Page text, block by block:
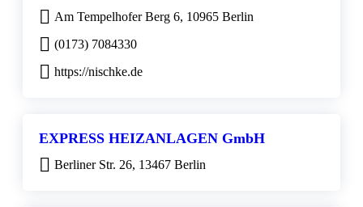
Am Tempelhofer Berg 6, 10965 Berlin
(0173) 7084330
https://nischke.de
EXPRESS HEIZANLAGEN GmbH
Berliner Str. 26, 13467 Berlin